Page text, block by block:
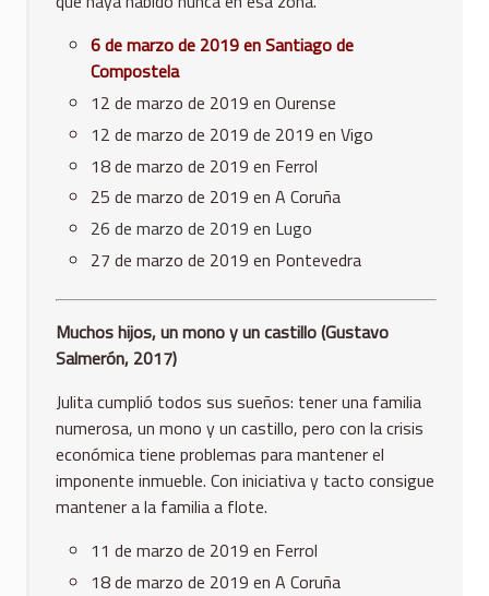
6 de marzo de 2019 en Santiago de
Compostela
12 de marzo de 2019 en Ourense
12 de marzo de 2019 de 2019 en Vigo
18 de marzo de 2019 en Ferrol
25 de marzo de 2019 en A Coruña
26 de marzo de 2019 en Lugo
27 de marzo de 2019 en Pontevedra
Muchos hijos, un mono y un castillo (Gustavo
Salmerón, 2017)
Julita cumplió todos sus sueños: tener una familia
numerosa, un mono y un castillo, pero con la crisis
económica tiene problemas para mantener el
imponente inmueble. Con iniciativa y tacto consigue
mantener a la familia a flote.
11 de marzo de 2019 en Ferrol
18 de marzo de 2019 en A Coruña